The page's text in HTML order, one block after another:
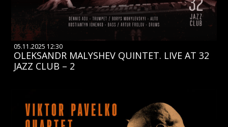
05.11.2025 12:30
OLEKSANDR MALYSHEV QUINTET. LIVE AT 32
JAZZ CLUB – 2